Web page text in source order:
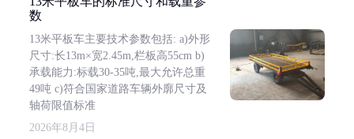
数
13米平板车主要技术参数包括: a)外形
尺寸:长13m×宽2.45m,栏板高55cm b)
承载能力:标载30-35吨,最大允许总重
49吨 c)符合国家道路车辆外廓尺寸及
轴荷限值标准
2026年8月4日